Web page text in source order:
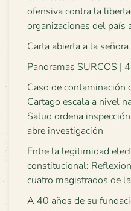
ofensiva contra la
organizaciones del país
Carta abierta a la
Panoramas SURCOS |
Caso de
Cartago escala a nivel
Salud ordena
abre investigación
Entre la legitimidad
constitucional:
cuatro magistrados de
A 40 años de su